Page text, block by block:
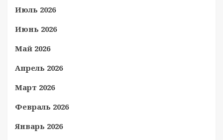
Июль 2026
Июнь 2026
Май 2026
Апрель 2026
Март 2026
Февраль 2026
Январь 2026